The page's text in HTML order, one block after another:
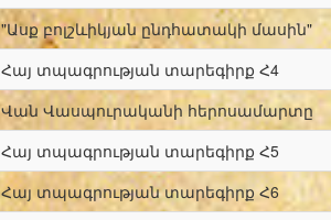
"Ասք բոլշևիկյան ընդհատակի մասին"
Հայ տպագրության տարեգիրք Հ4
Վան Վասպուրականի հերոսամարտը
Հայ տպագրության տարեգիրք Հ5
Հայ տպագրության տարեգիրք Հ6